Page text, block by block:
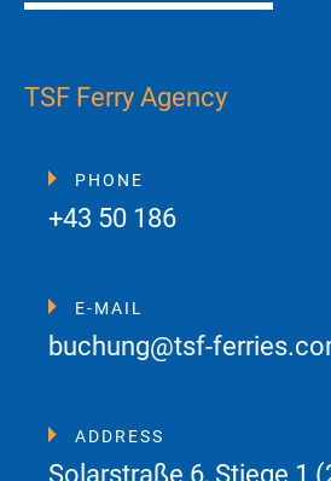
TSF Ferry Agency
PHONE
+43 50 186
E-MAIL
buchung@tsf-
ADDRESS
Solarstraße 6, Stiege 1